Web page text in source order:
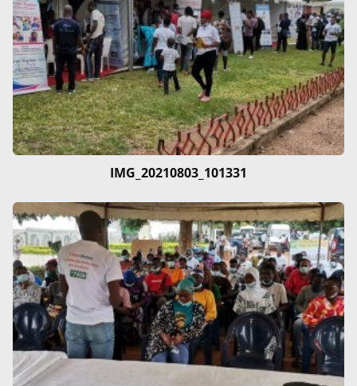
IMG_20210803_101331